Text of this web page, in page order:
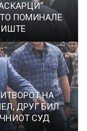
ПОМИНАЛЕ
НА
ДРУГ БИЛ
СУД